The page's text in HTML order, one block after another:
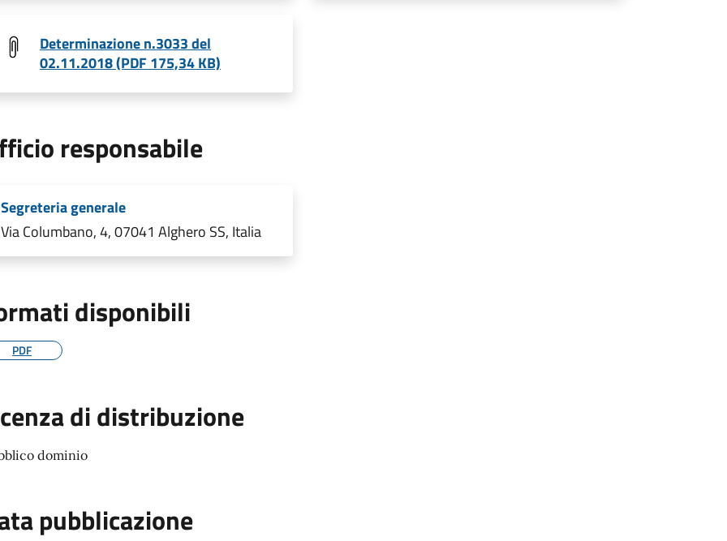
Determinazione n.3033 del
02.11.2018 (PDF 175,34 KB)
responsabile
Segreteria generale
Via Columbano, 4, 07041 Alghero SS, Italia
disponibili
PDF
di distribuzione
dominio
pubblicazione